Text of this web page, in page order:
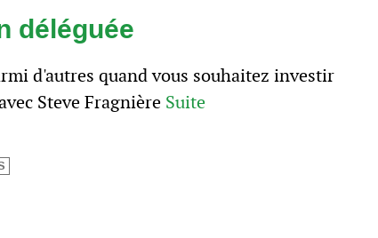
déléguée
d'autres quand vous souhaitez investir
Steve Fragnière Suite